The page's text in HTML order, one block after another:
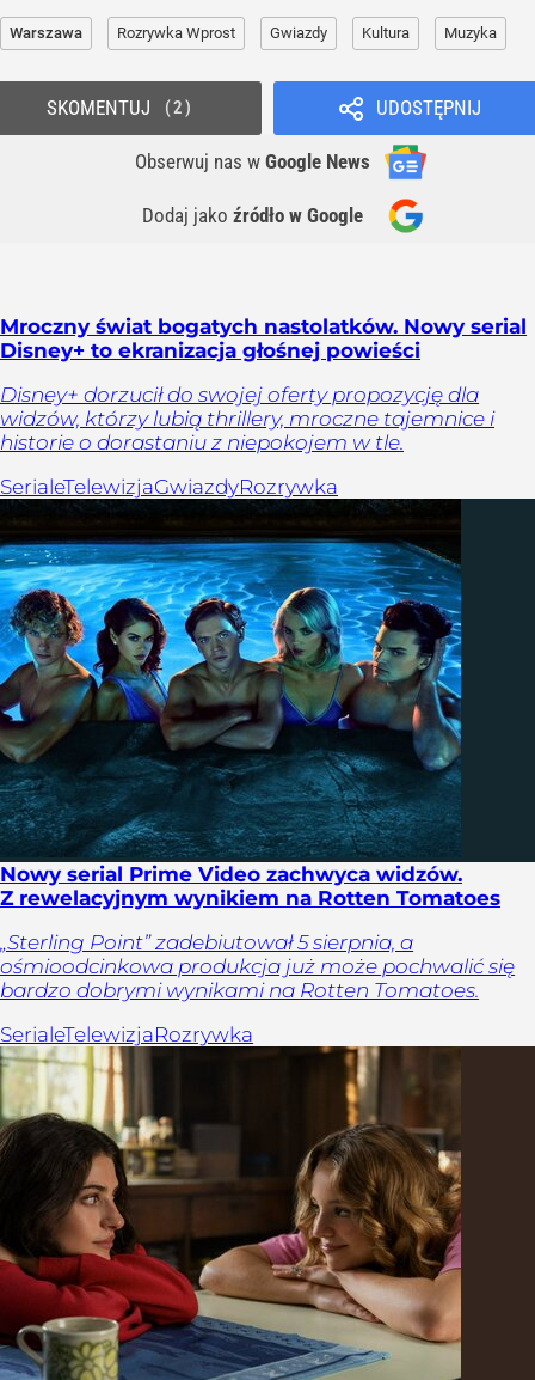
Warszawa Rozrywka Wprost Gwiazdy Kultura Muzyka
UDOSTĘPNIJ
Obserwuj nas w Google News
Dodaj jako źródło w Google
SKOMENTUJ 2
Mroczny świat bogatych nastolatków. Nowy serial
Disney+ to ekranizacja głośnej powieści
Disney+ dorzucił do swojej oferty propozycję dla
widzów, którzy lubią thrillery, mroczne tajemnice i
historie o dorastaniu z niepokojem w tle.
SerialeTelewizjaGwiazdyRozrywka
Nowy serial Prime Video zachwyca widzów.
Z rewelacyjnym wynikiem na Rotten Tomatoes
„Sterling Point” zadebiutował 5 sierpnia, a
ośmioodcinkowa produkcja już może pochwalić się
bardzo dobrymi wynikami na Rotten Tomatoes.
SerialeTelewizjaRozrywka